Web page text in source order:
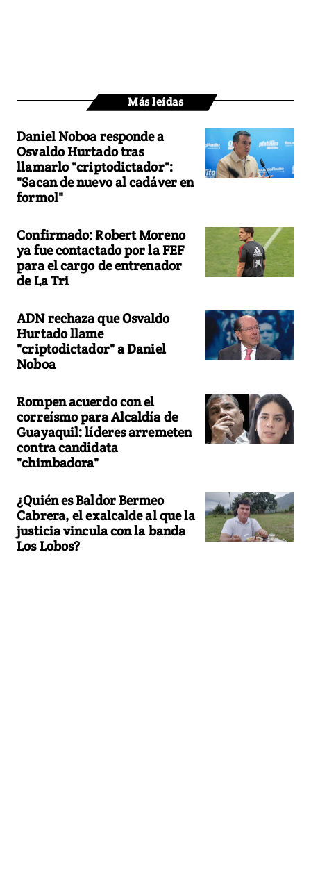
Más leídas
Daniel Noboa responde a
Osvaldo Hurtado tras
llamarlo "criptodictador":
"Sacan de nuevo al cadáver en
formol"
Confirmado: Robert Moreno
ya fue contactado por la FEF
para el cargo de entrenador
de La Tri
ADN rechaza que Osvaldo
Hurtado llame
"criptodictador" a Daniel
Noboa
Rompen acuerdo con el
correísmo para Alcaldía de
Guayaquil: líderes arremeten
contra candidata
"chimbadora"
¿Quién es Baldor Bermeo
Cabrera, el exalcalde al que la
justicia vincula con la banda
Los Lobos?